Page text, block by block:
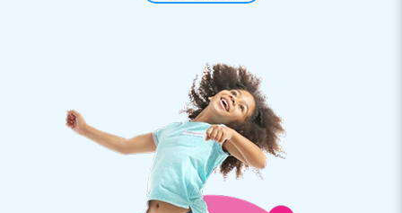
Let op: Dit is een maatwerk-product. Wij nemen contact
met je op, zodat we jouw wensen kunnen bespreken en een
mooi ontwerp voor je kunnen maken.
Koop een professionele skytube bij JB Inflatables